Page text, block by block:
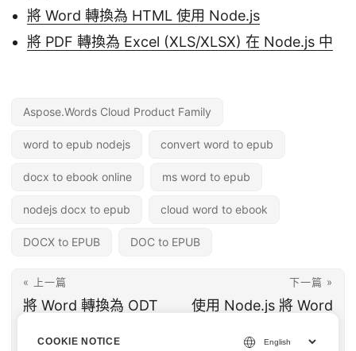
將 Word 轉換為 HTML 使用 Node.js
將 PDF 轉換為 Excel (XLS/XLSX) 在 Node.js 中
Aspose.Words Cloud Product Family
word to epub nodejs convert word to epub
docx to ebook online ms word to epub
nodejs docx to epub cloud word to ebook
DOCX to EPUB DOC to EPUB
« 上一篇
將 Word 轉換為 ODT
下一篇 »
使用 Node.js 將 Word
COOKIE NOTICE